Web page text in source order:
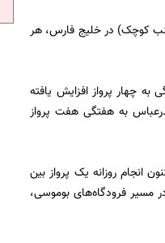
تنب کوچک) در خلیج فارس، هر
چهار پرواز افزایش یافته
به هفتگی هفت پرواز
انجام روزانه یک پرواز بین
مسیر فرودگاه‌های بوموسی،